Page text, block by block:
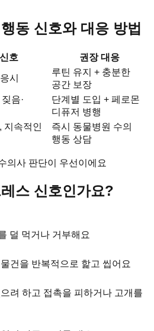
동 신호와 대응 방법
호 권장 대응
시
루틴 유지 + 충분한
공간 보장
음·
단계별 도입 + 페로몬
디퓨저 병행
지속적인
즉시 동물병원 수의
행동 상담
의사 판단이 우선이에요
스 신호인가요?
덜 먹거나 거부해요
건을 반복적으로 핥고 씹어요
려 하고 접촉을 피하거나 고개를